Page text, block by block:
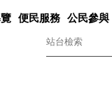
便民服務 公民參與